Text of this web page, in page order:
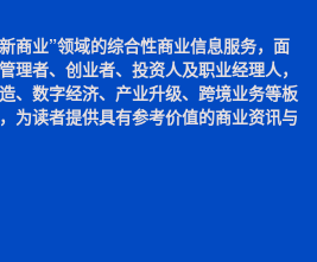
商业”领域的综合性商业信息服务，面
理者、创业者、投资人及职业经理人，
、数字经济、产业升级、跨境业务等板
为读者提供具有参考价值的商业资讯与